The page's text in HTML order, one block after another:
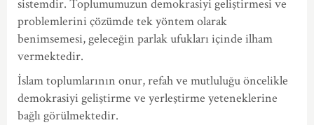
sistemdir. Toplumumuzun demokrasiyi geliştirmesi ve
problemlerini çözümde tek yöntem olarak
benimsemesi, geleceğin parlak ufukları içinde ilham
vermektedir.
İslam toplumlarının onur, refah ve mutluluğu öncelikle
demokrasiyi geliştirme ve yerleştirme yeteneklerine
bağlı görülmektedir.